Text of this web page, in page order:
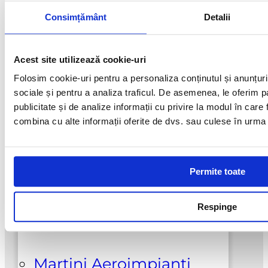
Consimțământ Detalii
Acest site utilizează cookie-uri
Folosim cookie-uri pentru a personaliza conținutul și
sociale și pentru a analiza traficul. De asemenea, le oferim
publicitate și de analize informații cu privire la modul în
combina cu alte informații oferite de dvs. sau culese în
Permite toate
Respinge
Galeski
Hi-Cut Diamond
Klindex
Marmoelettromeccanica
Martini Aeroimpianti
Ceramica
252,00lei – 869,00leiInterval
252,00 lei
până
la
869,00
Optiuni
are
mai
multe
variatii.
Optiunile
fi
alese
in
pagina